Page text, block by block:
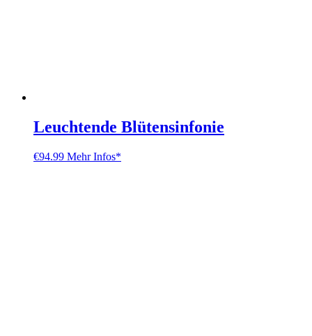
Leuchtende Blütensinfonie
€94.99 Mehr Infos*